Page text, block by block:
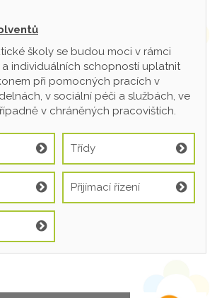
školy se budou moci v rámci
individuálních schopností uplatnit
při pomocných pracích v
v sociální péči a službách, ve
v chráněných pracovištích.
Třídy
Přijímací řízení